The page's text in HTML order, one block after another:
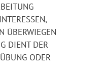
ÜBERWIEGEN
DIENT DER
ODER